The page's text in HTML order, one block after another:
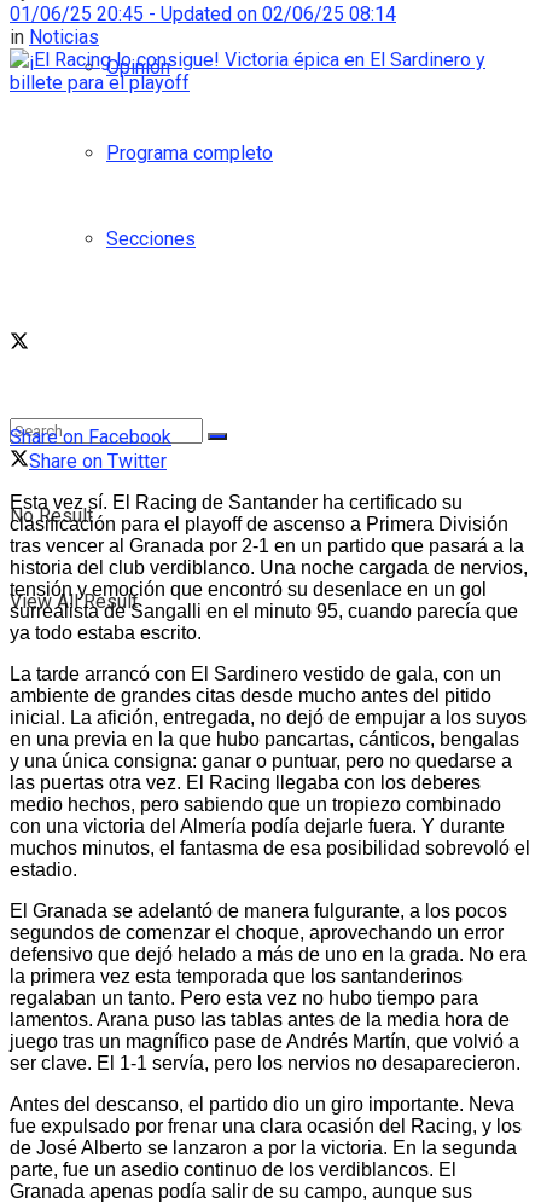
Opinión
Programa completo
Secciones
No Result
View All Result
01/06/25 20:45 - Updated on 02/06/25 08:14
in Noticias
Share on Facebook
Share on Twitter
Esta vez sí. El Racing de Santander ha certificado su
clasificación para el playoff de ascenso a Primera División
tras vencer al Granada por 2-1 en un partido que pasará a la
historia del club verdiblanco. Una noche cargada de nervios,
tensión y emoción que encontró su desenlace en un gol
surrealista de Sangalli en el minuto 95, cuando parecía que
ya todo estaba escrito.
La tarde arrancó con El Sardinero vestido de gala, con un
ambiente de grandes citas desde mucho antes del pitido
inicial. La afición, entregada, no dejó de empujar a los suyos
en una previa en la que hubo pancartas, cánticos, bengalas
y una única consigna: ganar o puntuar, pero no quedarse a
las puertas otra vez. El Racing llegaba con los deberes
medio hechos, pero sabiendo que un tropiezo combinado
con una victoria del Almería podía dejarle fuera. Y durante
muchos minutos, el fantasma de esa posibilidad sobrevoló el
estadio.
El Granada se adelantó de manera fulgurante, a los pocos
segundos de comenzar el choque, aprovechando un error
defensivo que dejó helado a más de uno en la grada. No era
la primera vez esta temporada que los santanderinos
regalaban un tanto. Pero esta vez no hubo tiempo para
lamentos. Arana puso las tablas antes de la media hora de
juego tras un magnífico pase de Andrés Martín, que volvió a
ser clave. El 1-1 servía, pero los nervios no desaparecieron.
Antes del descanso, el partido dio un giro importante. Neva
fue expulsado por frenar una clara ocasión del Racing, y los
de José Alberto se lanzaron a por la victoria. En la segunda
parte, fue un asedio continuo de los verdiblancos. El
Granada apenas podía salir de su campo, aunque sus